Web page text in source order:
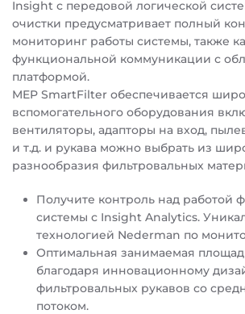
Insight с передовой логической
очистки предусматривает полный
мониторинг работы системы, также
функциональной коммуникации с
платформой.
MEP SmartFilter обеспечивается
вспомогательного оборудования
вентиляторы, адапторы на вход,
и т.д. и рукава можно выбрать из
разнообразия фильтровальных
Получите контроль над работой
системы с Insight Analytics.
технологией Nederman по
Оптимальная занимаемая
благодаря инновационному
фильтровальных рукавов со
потоком.